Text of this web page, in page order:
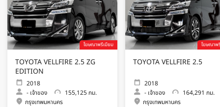
โฆษณาพรีเมียม
TOYOTA VELLFIRE 2.5 ZG
EDITION
2018
- เจ้าของ
155,125 กม.
กรุงเทพมหานคร
โฆษณาพ
TOYOTA VELLFIRE 2.5
2018
- เจ้าของ
164,291 กม.
กรุงเทพมหานคร